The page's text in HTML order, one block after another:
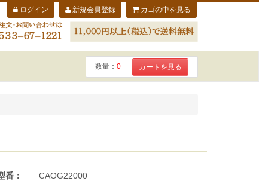
ログイン 新規会員登録 カゴの中を見る
数量： 0 カートを見る
番：
CAOG22000